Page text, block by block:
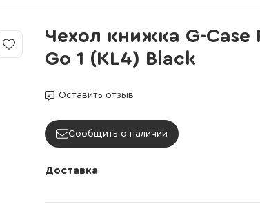
Чехол книжка G-Case
Go 1 (KL4) Black
Оставить отзыв
Сообщить о наличии
Доставка